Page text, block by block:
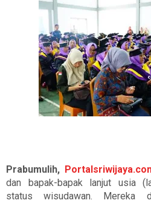
Prabumulih,
dan bapak-bapak lanjut usia
status wisudawan. Mereka